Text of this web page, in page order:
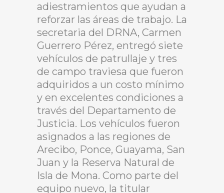
adiestramientos que ayudan a
reforzar las áreas de trabajo. La
secretaria del DRNA, Carmen
Guerrero Pérez, entregó siete
vehículos de patrullaje y tres
de campo traviesa que fueron
adquiridos a un costo mínimo
y en excelentes condiciones a
través del Departamento de
Justicia. Los vehículos fueron
asignados a las regiones de
Arecibo, Ponce, Guayama, San
Juan y la Reserva Natural de
Isla de Mona. Como parte del
equipo nuevo, la titular